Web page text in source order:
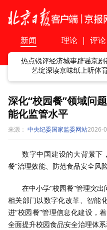
新闻 理论 | 评论
热点锐评经济城事辟谣京剧
艺绽深读京味纸上听体
深化“校园餐”领域问
能化监管水平
来源： 中央纪委国家监委网站2026-
数字中国建设的大背景下
餐”治理效能、防范食品安全风
在中小学“校园餐”管理突
相关部门以数字化改革、智能
进“校园餐”管理信息化建设，着
全面提升校园食品安全治理体系